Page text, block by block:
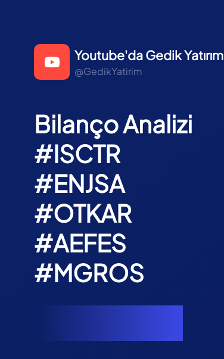
Youtube'da Gedik Yatırım
@GedikYatirim
Bilanço Analizi
#ISCTR
#ENJSA
#OTKAR
#AEFES
#MGROS